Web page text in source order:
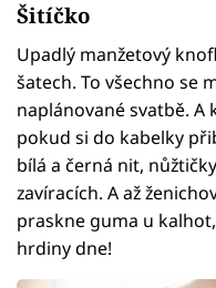
Šitíčko
Upadlý manžetový
šatech. To všechno se
naplánované svatbě. A
pokud si do kabelky
bílá a černá nit,
zavíracích. A až
praskne guma u
hrdiny dne!